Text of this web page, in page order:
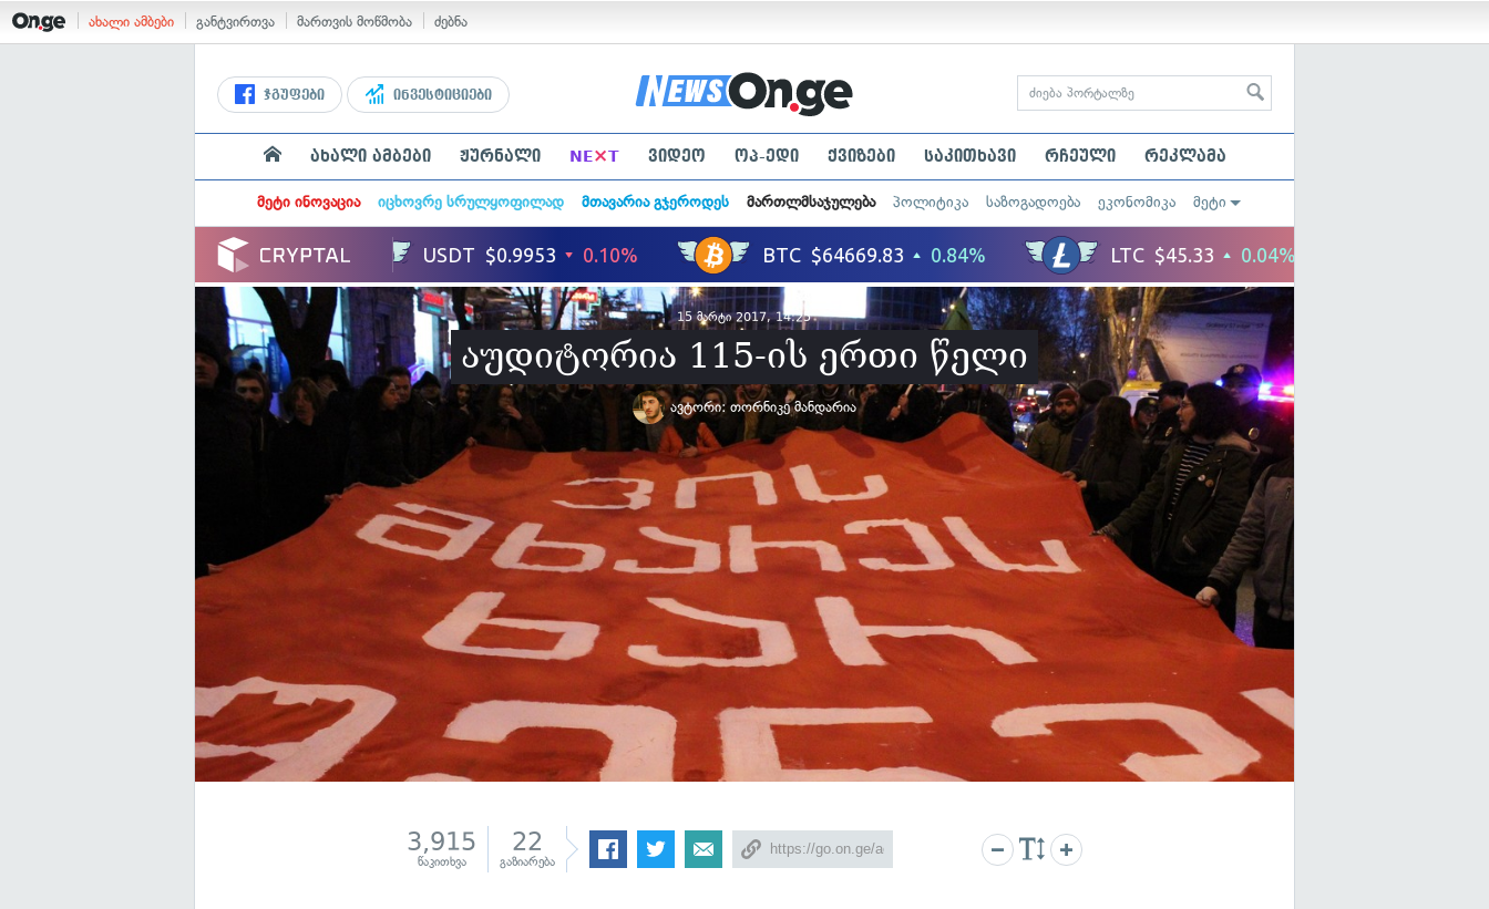
ახალი ამბები განტვირთვა მართვის მოწმობა ძებნა
ჯგუფები ინვესტიციები
ახალი ამბები ჟურნალი NE×T ვიდეო ოპ-ედი ქვიზები საკითხავი რჩეული რეკლამა
მეტი ინოვაცია იცხოვრე სრულყოფილად მთავარია გჯეროდეს მართლმსაჯულება პოლიტიკა საზოგადოება ეკონომიკა მეტი
15 მარტი 2017, 14:25
აუდიტორია 115-ის ერთი წელი
ავტორი: თორნიკე მანდარია
3,915
წაკითხვა
22
გაზიარება